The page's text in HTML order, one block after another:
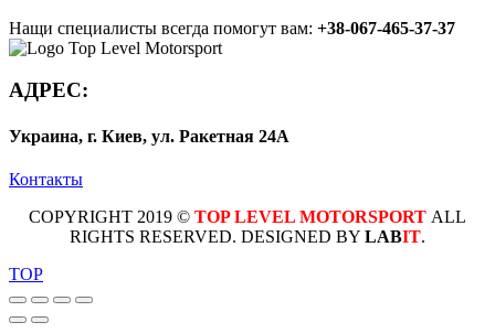
Нащи специалисты всегда помогут вам: +38-067-465-37-37
АДРЕС:
Украина, г. Киев, ул. Ракетная 24А
Контакты
COPYRIGHT 2019 © TOP LEVEL MOTORSPORT ALL
RIGHTS RESERVED. DESIGNED BY LABIT.
TOP